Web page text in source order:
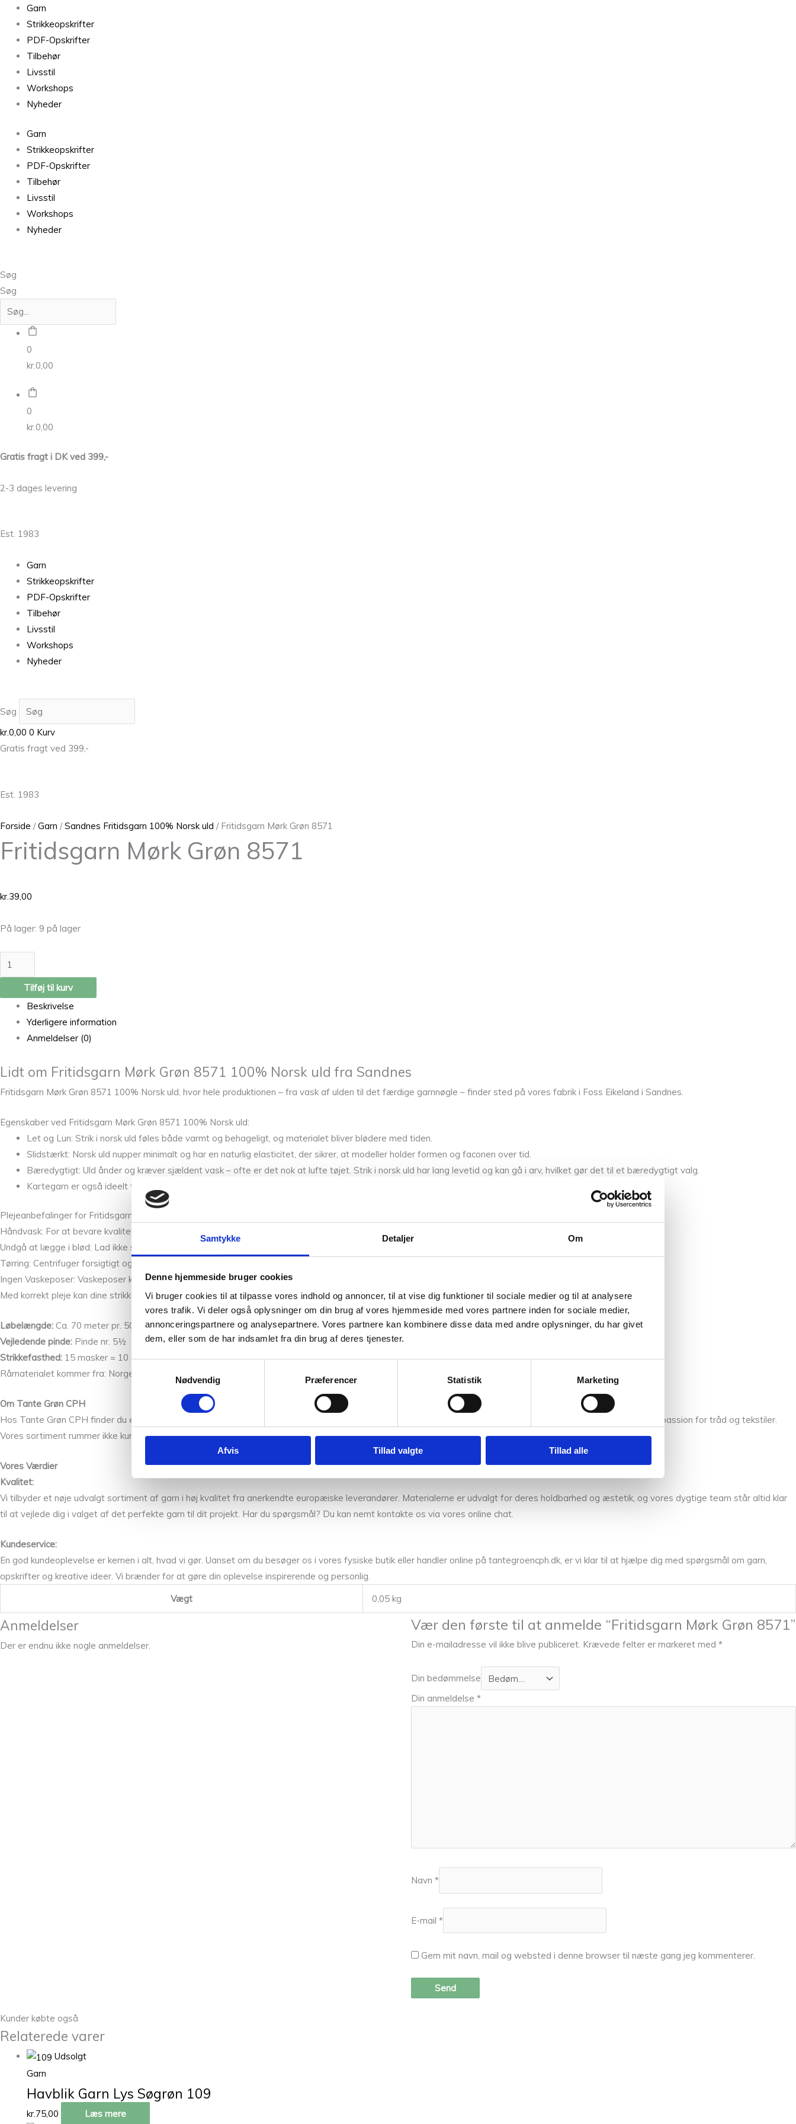
Samtykke Detaljer Om
Denne hjemmeside bruger cookies
Vi bruger cookies til at tilpasse vores indhold og annoncer, til at vise dig funktioner til sociale medier og til at analysere
vores trafik. Vi deler også oplysninger om din brug af vores hjemmeside med vores partnere inden for sociale medier,
annonceringspartnere og analysepartnere. Vores partnere kan kombinere disse data med andre oplysninger, du har givet
dem, eller som de har indsamlet fra din brug af deres tjenester.
Nødvendig
Præferencer Statistik Marketing
Afvis Tillad valgte Tillad alle
Garn
Strikkeopskrifter
PDF-Opskrifter
Tilbehør
Livsstil
Workshops
Nyheder
Garn
Strikkeopskrifter
PDF-Opskrifter
Tilbehør
Livsstil
Workshops
Nyheder
Søg
Søg
0
kr.0,00
0
kr.0,00
Gratis fragt i DK ved 399,-
2-3 dages levering
Est. 1983
Garn
Strikkeopskrifter
PDF-Opskrifter
Tilbehør
Livsstil
Workshops
Nyheder
Søg
kr.0,00 0 Kurv
Gratis fragt ved 399,-
Est. 1983
Forside /Garn /Sandnes Fritidsgarn 100% Norsk uld / Fritidsgarn Mørk Grøn 8571
Fritidsgarn Mørk Grøn 8571
kr.39,00
På lager: 9 på lager
Fritidsgarn
Mørk
Grøn
8571
antal
Tilføj til kurv
Beskrivelse
Yderligere information
Anmeldelser (0)
Lidt om Fritidsgarn Mørk Grøn 8571 100% Norsk uld fra Sandnes
Fritidsgarn Mørk Grøn 8571 100% Norsk uld, hvor hele produktionen – fra vask af ulden til det færdige garnnøgle – finder sted på vores fabrik i Foss Eikeland i Sandnes.
Egenskaber ved Fritidsgarn Mørk Grøn 8571 100% Norsk uld:
Let og Lun: Strik i norsk uld føles både varmt og behageligt, og materialet bliver blødere med tiden.
Slidstærkt: Norsk uld nupper minimalt og har en naturlig elasticitet, der sikrer, at modeller holder formen og faconen over tid.
Bæredygtigt: Uld ånder og kræver sjældent vask – ofte er det nok at lufte tøjet. Strik i norsk uld har lang levetid og kan gå i arv, hvilket gør det til et bæredygtigt valg.
Kartegarn er også ideelt til filtning, hvilket gør det alsidigt til mange projekter.
Plejeanbefalinger for Fritidsgarn Mørk Grøn 8571 100% Norsk uld:
Håndvask: For at bevare kvaliteten bør modeller strikket i Fritidsgarn altid vaskes i hånden.
Undgå at lægge i blød: Lad ikke strik ligge i blød, da det kan medføre farveafsmitning.
Tørring: Centrifuger forsigtigt og tør fladt på et håndklæde.
Ingen Vaskeposer: Vaskeposer kan skabe friktion, som kan få ulden til at stampe.
Med korrekt pleje kan dine strikkeprojekter i Fritidsgarn holde sig smukke og funktionelle i mange år.
Løbelængde: Ca. 70 meter pr. 50 gram
Vejledende pinde: Pinde nr. 5½
Strikkefasthed: 15 masker = 10 cm
Råmaterialet kommer fra: Norge
Om Tante Grøn CPH
Hos Tante Grøn CPH finder du et bredt udvalg af garn og livsstilsprodukter, der hylder glæden ved håndarbejde og de forbindelser, der opstår gennem en fælles passion for tråd og tekstiler.
Vores sortiment rummer ikke kun kvalitetsgarn, men også skønt tilbehør som smykker og smukke tasker – små detaljer, der bringer glæde i hverdagen.
Vores Værdier
Kvalitet:
Vi tilbyder et nøje udvalgt sortiment af garn i høj kvalitet fra anerkendte europæiske leverandører. Materialerne er udvalgt for deres holdbarhed og æstetik, og vores dygtige team står altid klar
til at vejlede dig i valget af det perfekte garn til dit projekt. Har du spørgsmål? Du kan nemt kontakte os via vores online chat.
Kundeservice:
En god kundeoplevelse er kernen i alt, hvad vi gør. Uanset om du besøger os i vores fysiske butik eller handler online på tantegroencph.dk, er vi klar til at hjælpe dig med spørgsmål om garn,
opskrifter og kreative ideer. Vi brænder for at gøre din oplevelse inspirerende og personlig.
Vægt
0,05 kg
Anmeldelser
Der er endnu ikke nogle anmeldelser.
Vær den første til at anmelde “Fritidsgarn Mørk Grøn 8571”
Din e-mailadresse vil ikke blive publiceret. Krævede felter er markeret med *
Din bedømmelse
Din anmeldelse *
Navn *
E-mail *
Gem mit navn, mail og websted i denne browser til næste gang jeg kommenterer.
Kunder købte også
Relaterede varer
Udsolgt
Garn
Havblik Garn Lys Søgrøn 109
kr.75,00 Læs mere